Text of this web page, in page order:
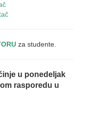
za studente.
u ponedeljak
rasporedu u